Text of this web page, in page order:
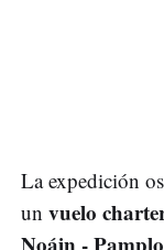
La expedición
un vuelo